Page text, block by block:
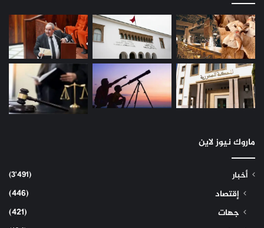
ماروك نيوز لاين
أخبار (3٬491)
إقتصاد
(446)
جهات
(421)